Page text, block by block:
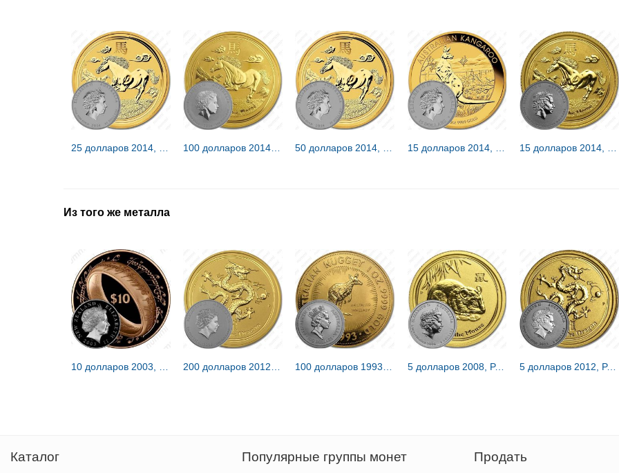
Из того же металла
5 долларов 2008, P, год мыши [Австралия] 5 долларов 2012, P, год дракона [Австралия]
Каталог Популярные группы монет Продать